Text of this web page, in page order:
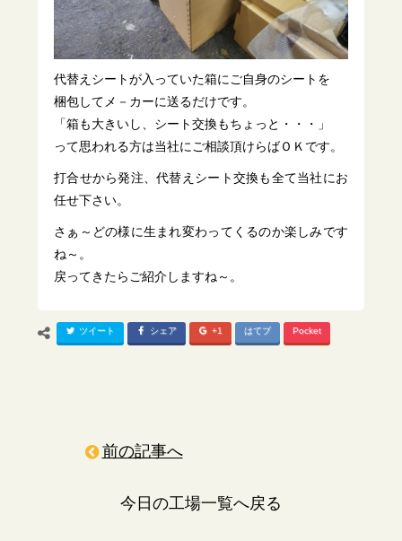
代替えシートが入っていた箱にご自身のシートを
梱包してメ－カーに送るだけです。
「箱も大きいし、シート交換もちょっと・・・」
って思われる方は当社にご相談頂けらばＯＫです。
打合せから発注、代替えシート交換も全て当社にお
任せ下さい。
さぁ～どの様に生まれ変わってくるのか楽しみです
ね～。
戻ってきたらご紹介しますね～。
ツイート シェア +1 はてブ Pocket
前の記事へ
今日の工場一覧へ戻る